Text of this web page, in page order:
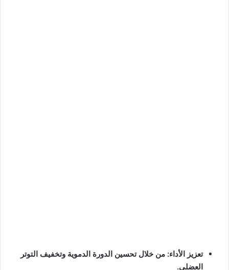
تعزيز الأداء: من خلال تحسين الدورة الدموية وتخفيف التوتر
العضلي.